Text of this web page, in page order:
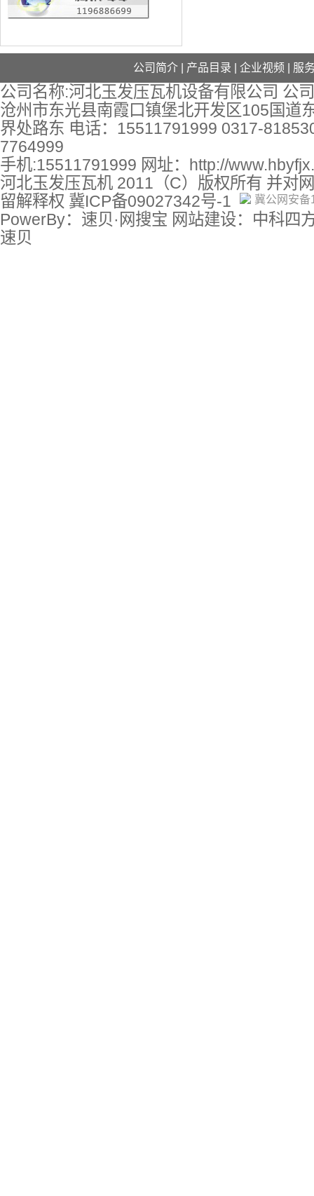
公司简介 产品目录 企业视频 服
公司名称:河北玉发压瓦机设备有限公司 公
沧州市东光县南霞口镇堡北开发区105国道
界处路东 电话：15511791999 0317-
7764999
手机:15511791999 网址： http://
河北玉发压瓦机 2011（C）版权所有 并对
留解释权 冀ICP备09027342号-1 冀公网安
PowerBy：速贝·网搜宝 网站建设：中科四
速贝